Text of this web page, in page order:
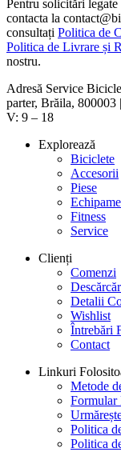
Pentru solicitări
contacta la
consultați Politica de
Politica de Livrare și
nostru.
Adresă Service
parter, Brăila,
V: 9 – 18
Explorează
Biciclete
Accesorii
Piese
Fitness
Service
Clienți
Comenzi
Detalii
Wishlist
Întrebări
Contact
Linkuri
Metode
Formular
Politica
Politica